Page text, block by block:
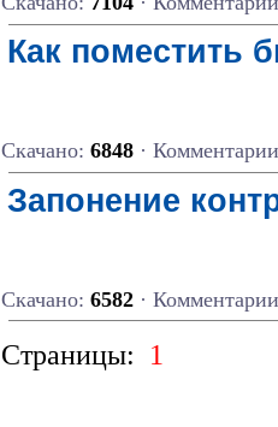
Как поместить
Скачано: 6848 ·
Запонение
Скачано: 6582 ·
Страницы: 1